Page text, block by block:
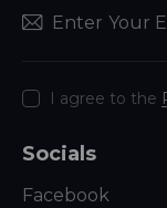
I agree to the
Socials
Facebook